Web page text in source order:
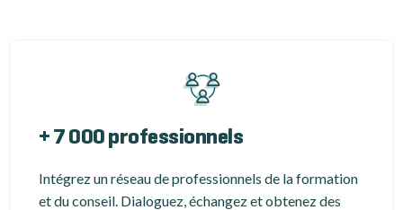
+ 7 000 professionnels
Intégrez un réseau de professionnels de la formation
et du conseil. Dialoguez, échangez et obtenez des